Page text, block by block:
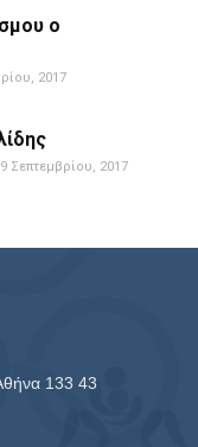
ο
2017
9 Σεπτεμβρίου, 2017
133 43